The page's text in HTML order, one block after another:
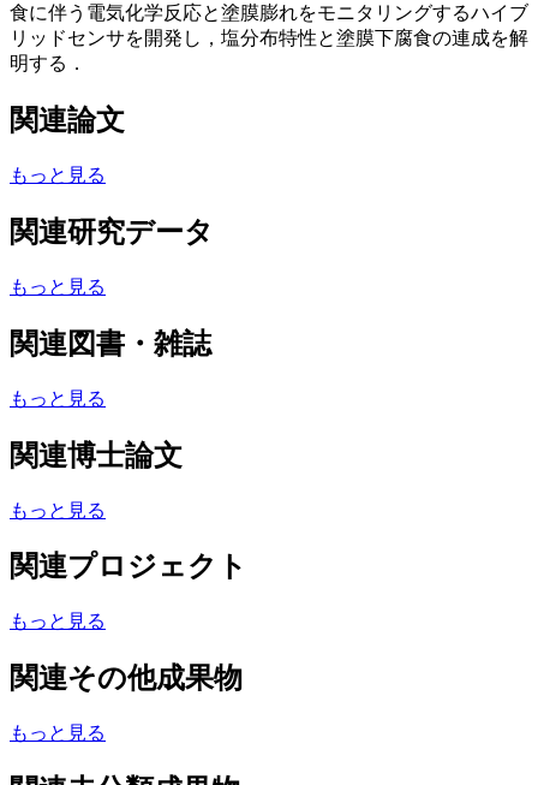
食に伴う電気化学反応と塗膜膨れをモニタリングするハイブ
リッドセンサを開発し，塩分布特性と塗膜下腐食の連成を解
明する．
関連論文
もっと見る
関連研究データ
もっと見る
関連図書・雑誌
もっと見る
関連博士論文
もっと見る
関連プロジェクト
もっと見る
関連その他成果物
もっと見る